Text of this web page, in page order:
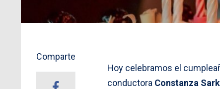
Comparte
Hoy celebramos el
conductora Constanza